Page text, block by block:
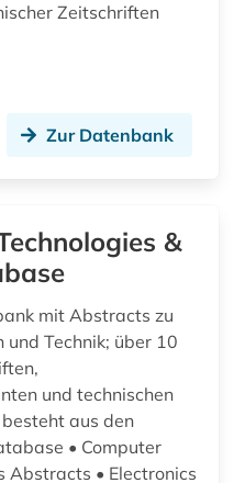
elektronische bildverarbeitung (1)
elektronische publikation (1)
elektronische zeitschrift (8)
buch (42)
Zeitschriften
Zur Datenbank
&
mit Abstracts zu
Technik; über 10
und technischen
aus den
Computer
Abstracts • Electronics